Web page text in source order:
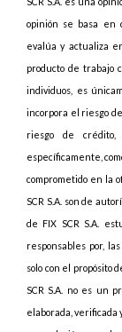
opinión se basa en
evalúa y actualiza
producto de trabajo
individuos, es
incorpora el riesgo
riesgo de crédito,
específicamente,
comprometido en la
SCR S.A. son de
de FIX SCR S.A.
responsables por,
solo con el propósito
SCR S.A. no es un
elaborada, verificada